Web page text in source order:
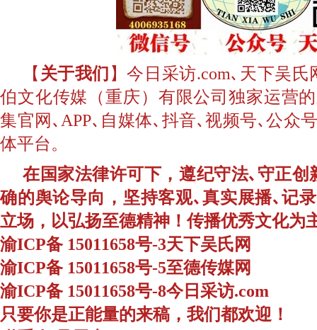
【 关于我们 】今日采访.com､天下吴
伯文化传媒（重庆）有限公司独家运营
集官网､APP､自媒体､抖音､视频号､公众
体平台。
在国家法律许可下，遵纪守法､守正创
确的舆论导向，坚持客观､真实展播､记
立场，以弘扬至德精神！传播优秀文化为
渝ICP备 15011658号-3天下吴氏网
渝ICP备 15011658号-5至德传媒网
渝ICP备 15011658号-8今日采访.com
只要你是正能量的来稿，我们都欢迎！